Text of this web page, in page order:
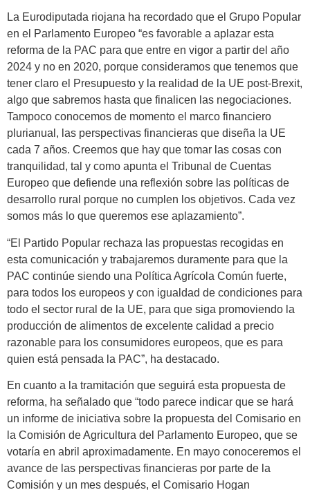
La Eurodiputada riojana ha recordado que el Grupo Popular
en el Parlamento Europeo “es favorable a aplazar esta
reforma de la PAC para que entre en vigor a partir del año
2024 y no en 2020, porque consideramos que tenemos que
tener claro el Presupuesto y la realidad de la UE post-Brexit,
algo que sabremos hasta que finalicen las negociaciones.
Tampoco conocemos de momento el marco financiero
plurianual, las perspectivas financieras que diseña la UE
cada 7 años. Creemos que hay que tomar las cosas con
tranquilidad, tal y como apunta el Tribunal de Cuentas
Europeo que defiende una reflexión sobre las políticas de
desarrollo rural porque no cumplen los objetivos. Cada vez
somos más lo que queremos ese aplazamiento”.
“El Partido Popular rechaza las propuestas recogidas en
esta comunicación y trabajaremos duramente para que la
PAC continúe siendo una Política Agrícola Común fuerte,
para todos los europeos y con igualdad de condiciones para
todo el sector rural de la UE, para que siga promoviendo la
producción de alimentos de excelente calidad a precio
razonable para los consumidores europeos, que es para
quien está pensada la PAC”, ha destacado.
En cuanto a la tramitación que seguirá esta propuesta de
reforma, ha señalado que “todo parece indicar que se hará
un informe de iniciativa sobre la propuesta del Comisario en
la Comisión de Agricultura del Parlamento Europeo, que se
votaría en abril aproximadamente. En mayo conoceremos el
avance de las perspectivas financieras por parte de la
Comisión y un mes después, el Comisario Hogan